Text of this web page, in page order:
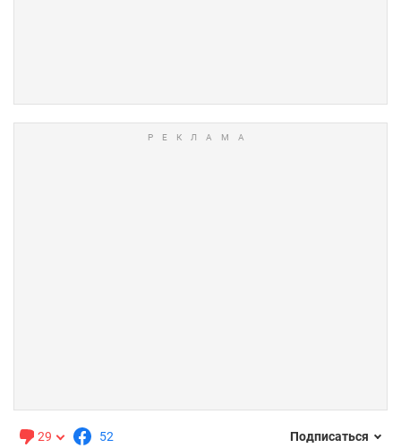
29 52 Подписаться